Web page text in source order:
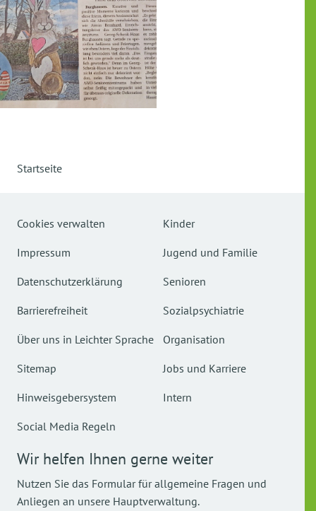
Startseite
Cookies verwalten
Impressum
Datenschutzerklärung
Barrierefreiheit
Über uns in Leichter Sprache
Sitemap
Hinweisgebersystem
Social Media Regeln
Kinder
Jugend und Familie
Senioren
Sozialpsychiatrie
Organisation
Jobs und Karriere
Intern
Wir helfen Ihnen gerne weiter
Nutzen Sie das Formular für allgemeine Fragen und
Anliegen an unsere Hauptverwaltung.